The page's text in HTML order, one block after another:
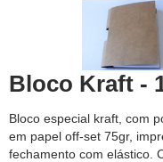
Bloco Kraft -
Bloco especial kraft, com
em papel off-set 75gr,
fechamento com elástico.